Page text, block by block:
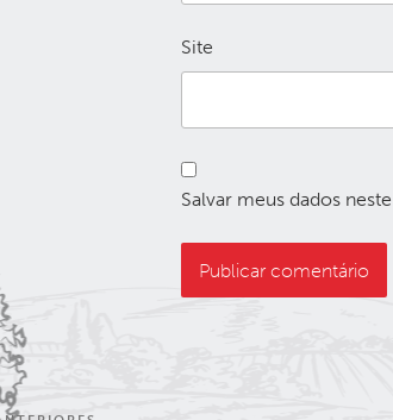
Site
Salvar meus dados